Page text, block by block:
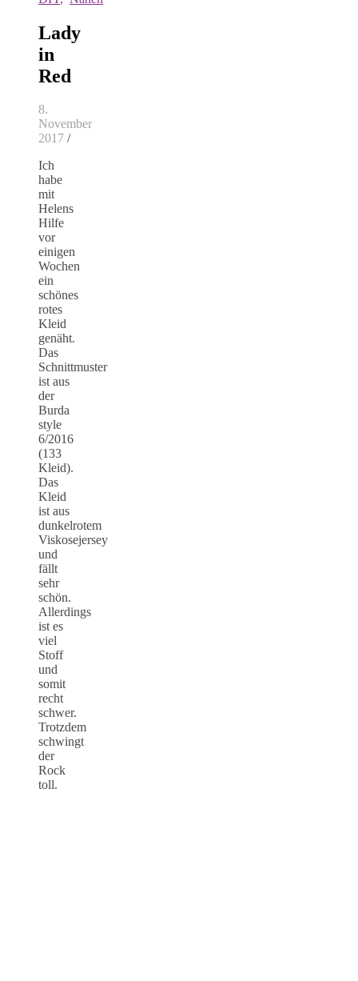
Lady
in
Red
8.
November
2017 /
Ich
habe
mit
Helens
Hilfe
vor
einigen
Wochen
ein
schönes
rotes
Kleid
genäht.
Das
Schnittmuster
ist aus
der
Burda
style
6/2016
(133
Kleid).
Das
Kleid
ist aus
dunkelrotem
Viskosejersey
und
fällt
sehr
schön.
Allerdings
ist es
viel
Stoff
und
somit
recht
schwer.
Trotzdem
schwingt
der
Rock
toll.